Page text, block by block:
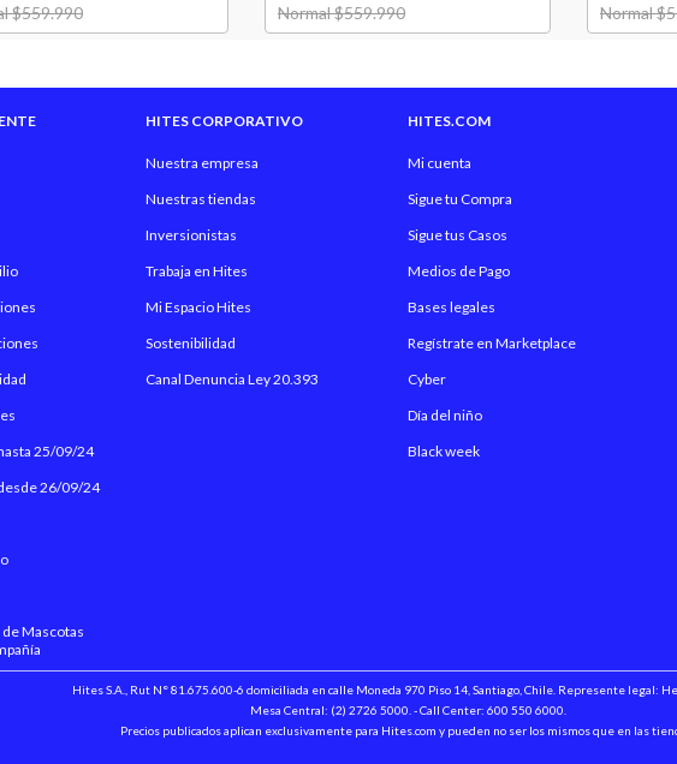
Resortes
Patas
Incluye Respaldo
Alto Respaldo
Incluye Plumón
from
$559.990 Price reduced from
Normal $559.990 Price
Normal
25/09/24
26/09/24
Mascotas
HITES CORPORATIVO
Nuestra empresa
Nuestras tiendas
Inversionistas
Trabaja en Hites
Mi Espacio Hites
Sostenibilidad
Canal Denuncia Ley 20.393
HITES.COM
Mi cuenta
Sigue tu Compra
Sigue tus Casos
Medios de Pago
Bases legales
Regístrate en Marketplace
Cyber
Día del niño
Black week
Hites S.A., Rut N° 81.675.600-6 domiciliada en calle Moneda 970 Piso 14, Santiago, Chile. Represente legal:
Mesa Central: (2) 2726 5000. - Call Center: 600 550 6000.
Precios publicados aplican exclusivamente para Hites.com y pueden no ser los mismos que en las